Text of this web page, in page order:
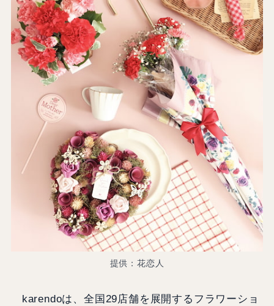
提供：花恋人
karendoは、全国29店舗を展開するフラワーショ